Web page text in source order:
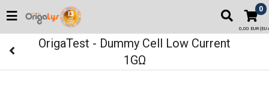
0
0,00 EUR (EU
OrigaTest - Dummy Cell Low Current
1GΩ